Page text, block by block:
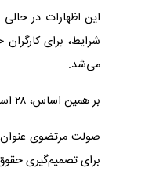
شرایط، برای
می‌شد.
بر همین اساس، ۲۸ اسفند ۱۴۰۲ وزیر کار خبر داد که نحوه تعیین حداقل حقوق از سال جدید عوض می‌شود.
صولت مرتضوی عنوان
برای تصمیم‌گیری